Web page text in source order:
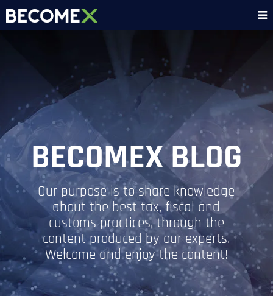
BECOMEX BLOG
Our purpose is to share knowledge
about the best tax, fiscal and
customs practices, through the
content produced by our experts.
Welcome and enjoy the content!